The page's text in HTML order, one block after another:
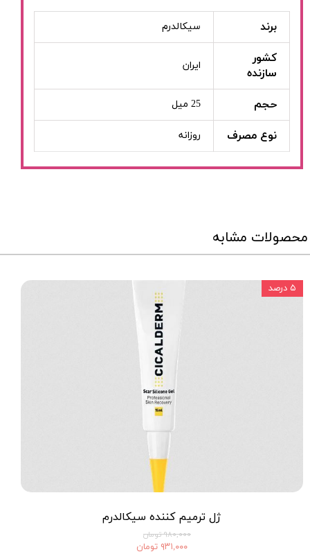
برند سیکالدرم
کشور
سازنده
ایران
حجم 25 میل
نوع مصرف روزانه
محصولات مشابه
ژل ترمیم کننده سیکالدرم
۹۸۰,۰۰۰ تومان
۹۳۱,۰۰۰ تومان
۵ درصد